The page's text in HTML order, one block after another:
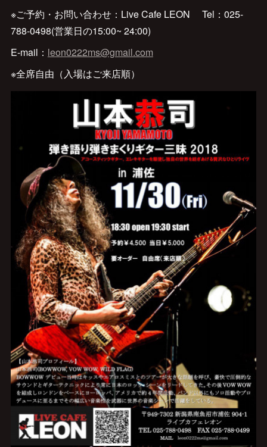
※ご予約・お問い合わせ：Live Cafe LEON Tel：025-
788-0498(営業日の15:00~ 24:00)
E-mail： leon0222ms@gmail.com
※全席自由（入場はご来店順）